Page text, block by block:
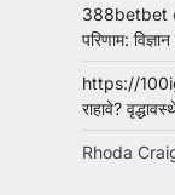
388betbet
परिणाम:
https://
राहावे?
Rhoda